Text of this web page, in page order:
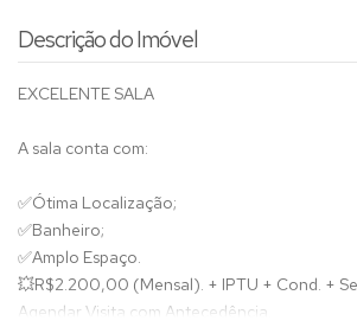
Descrição do Imóvel
EXCELENTE SALA
A sala conta com:
✅Ótima Localização;
✅Banheiro;
✅Amplo Espaço.
💥R$2.200,00 (Mensal). + IPTU + Cond. +
Agendar Visita com Antecedência.